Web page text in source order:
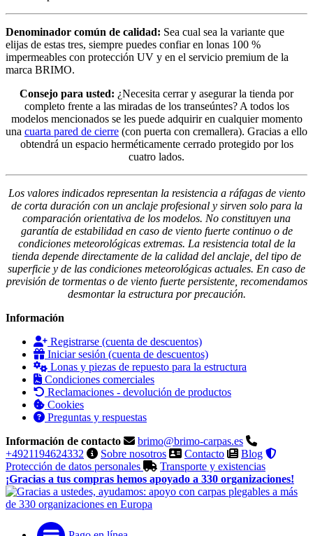
Denominador común de calidad: Sea cual sea la variante que
elijas de estas tres, siempre puedes confiar en lonas 100 %
impermeables con protección UV y en el servicio premium de la
marca BRIMO.
Consejo para usted: ¿Necesita cerrar y asegurar la tienda por
completo frente a las miradas de los transeúntes? A todos los
modelos mencionados se les puede adquirir en cualquier momento
una cuarta pared de cierre (con puerta con cremallera). Gracias a ello
obtendrá un espacio herméticamente cerrado protegido por los
cuatro lados.
Los valores indicados representan la resistencia a ráfagas de viento
de corta duración con un anclaje profesional y sirven solo para la
comparación orientativa de los modelos. No constituyen una
garantía de estabilidad en caso de viento fuerte continuo o de
condiciones meteorológicas extremas. La resistencia total de la
tienda depende directamente de la calidad del anclaje, del tipo de
superficie y de las condiciones meteorológicas actuales. En caso de
previsión de tormentas o de viento fuerte persistente, recomendamos
desmontar la estructura por precaución.
Información
Registrarse (cuenta de descuentos)
Iniciar sesión (cuenta de descuentos)
Lonas y piezas de repuesto para la estructura
Condiciones comerciales
Reclamaciones - devolución de productos
Cookies
Preguntas y respuestas
Información de contacto
brimo@brimo-carpas.es
+4921194624332
Sobre nosotros Contacto
Blog
Protección de datos personales
Transporte y existencias
¡Gracias a tus compras hemos apoyado a 330 organizaciones!